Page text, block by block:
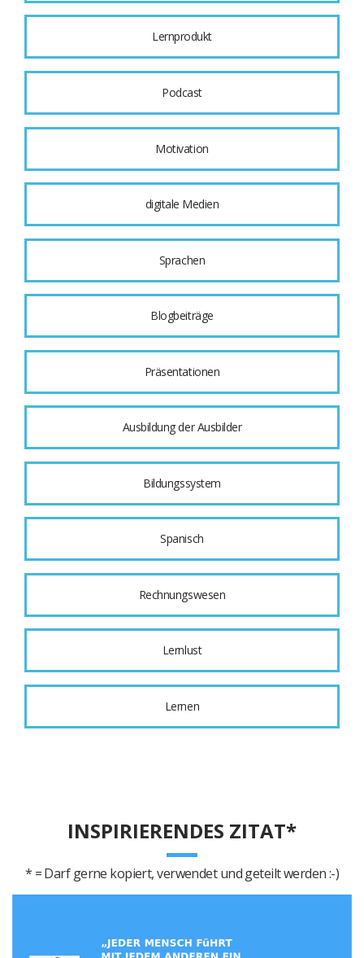
Lernprodukt
Podcast
Motivation
digitale Medien
Sprachen
Blogbeiträge
Präsentationen
Ausbildung der Ausbilder
Bildungssystem
Spanisch
Rechnungswesen
Lernlust
Lernen
INSPIRIERENDES ZITAT*
* = Darf gerne kopiert, verwendet und geteilt werden :-)